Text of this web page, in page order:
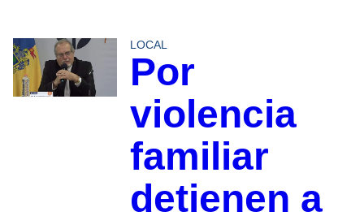
LOCAL
Por
violencia
familiar
detienen a